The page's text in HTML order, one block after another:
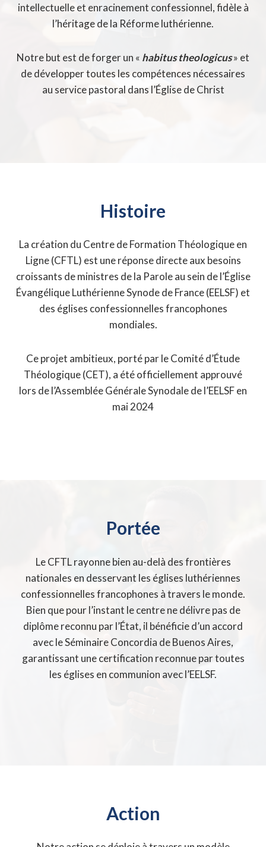
intellectuelle et enracinement confessionnel, fidèle à
l’héritage de la Réforme luthérienne.
Notre but est de forger un « habitus theologicus» et
de développer toutes les compétences nécessaires
au service pastoral dans l’Église de Christ
Histoire
La création du Centre de Formation Théologique en
Ligne (CFTL) est une réponse directe aux besoins
croissants de ministres de la Parole au sein de l’Église
Évangélique Luthérienne Synode de France (EELSF) et
des églises confessionnelles francophones
mondiales.
Ce projet ambitieux, porté par le Comité d’Étude
Théologique (CET), a été officiellement approuvé
lors de l’Assemblée Générale Synodale de l’EELSF en
mai 2024
Portée
Le CFTL rayonne bien au-delà des frontières
nationales en desservant les églises luthériennes
confessionnelles francophones à travers le monde.
Bien que pour l’instant le centre ne délivre pas de
diplôme reconnu par l’État, il bénéficie d’un accord
avec le Séminaire Concordia de Buenos Aires,
garantissant une certification reconnue par toutes
les églises en communion avec l’EELSF.
Action